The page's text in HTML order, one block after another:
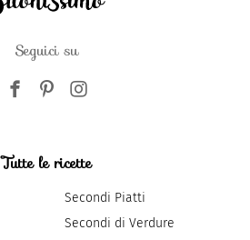
Seguici su
Tutte le ricette
Secondi Piatti
Secondi di Verdure